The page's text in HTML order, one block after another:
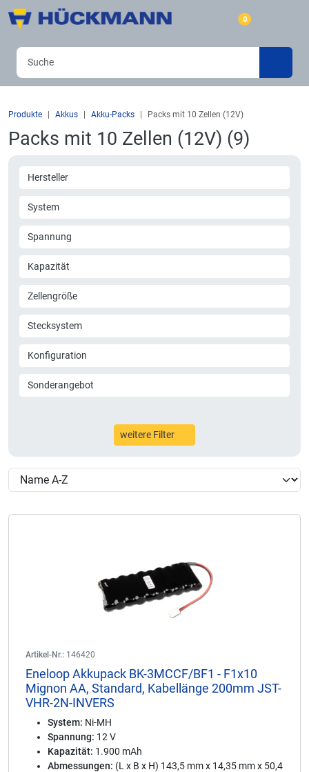
0
Produkte Akkus Akku-Packs Packs mit 10 Zellen (12V)
Packs mit 10 Zellen (12V) (9)
Hersteller
System
Spannung
Kapazität
Zellengröße
Stecksystem
Konfiguration
Sonderangebot
weitere Filter
Artikel-Nr.: 146420
Eneloop Akkupack BK-3MCCF/BF1 - F1x10
Mignon AA, Standard, Kabellänge 200mm JST-
VHR-2N-INVERS
System: Ni-MH
Spannung: 12 V
Kapazität: 1.900 mAh
Abmessungen: (L x B x H) 143,5 mm x 14,35 mm x 50,4